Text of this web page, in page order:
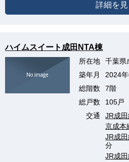
詳細を見
ハイムスイート成田NTA棟
所在地
千葉県
築年月
2024
総階数
7階
総戸数
105戸
交通
JR成田
京成本
JR成田
分
JR成田